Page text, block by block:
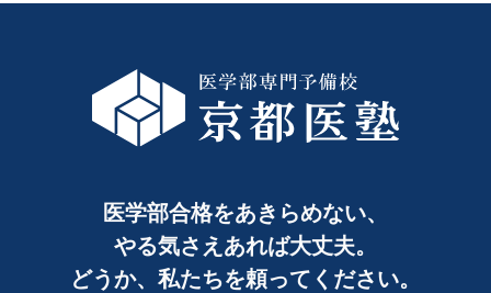
医学部合格をあきらめない、
やる気さえあれば大丈夫。
どうか、私たちを頼ってください。